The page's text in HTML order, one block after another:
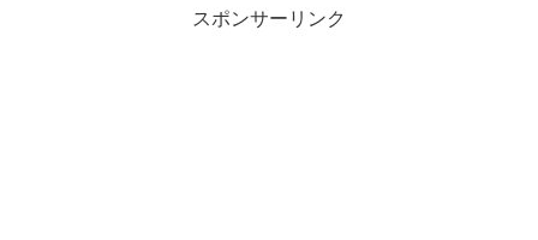
スポンサーリンク